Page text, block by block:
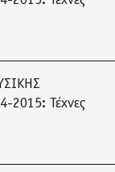
2015: Τέχνες